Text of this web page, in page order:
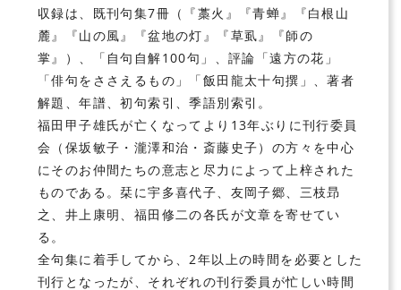
収録は、既刊句集7冊（『藁火』『青蝉』『白根山
麓』『山の風』『盆地の灯』『草虱』『師の
掌』）、「自句自解100句」、評論「遠方の花」
「俳句をささえるもの」「飯田龍太十句撰」、著者
解題、年譜、初句索引、季語別索引。
福田甲子雄氏が亡くなってより13年ぶりに刊行委員
会（保坂敏子・瀧澤和治・斎藤史子）の方々を中心
にそのお仲間たちの意志と尽力によって上梓された
ものである。栞に宇多喜代子、友岡子郷、三枝昻
之、井上康明、福田修二の各氏が文章を寄せてい
る。
全句集に着手してから、2年以上の時間を必要とした
刊行となったが、それぞれの刊行委員が忙しい時間